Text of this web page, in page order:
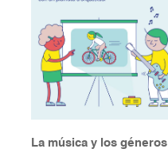
La música y los géneros